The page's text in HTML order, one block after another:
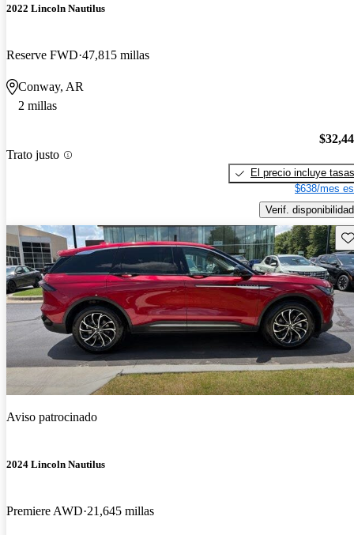
2022 Lincoln Nautilus
Reserve FWD 47,815 millas
Conway, AR
2 millas
Trato justo
El precio incluye tasas
$638/mes
Verif. disponibilidad
Aviso patrocinado
2024 Lincoln Nautilus
Premiere AWD 21,645 millas